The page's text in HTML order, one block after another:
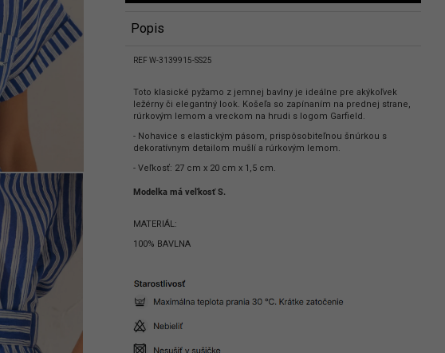
Popis
REF W-3139915-SS25
Toto klasické pyžamo z jemnej bavlny je ideálne pre akýkoľvek
ležérny či elegantný look. Košeľa so zapínaním na prednej strane,
rúrkovým lemom a vreckom na hrudi s logom Garfield.
- Nohavice s elastickým pásom, prispôsobiteľnou šnúrkou s
dekoratívnym detailom mušlí a rúrkovým lemom.
- Veľkosť: 27 cm x 20 cm x 1,5 cm.
Modelka má veľkosť S.
MATERIÁL:
100% BAVLNA